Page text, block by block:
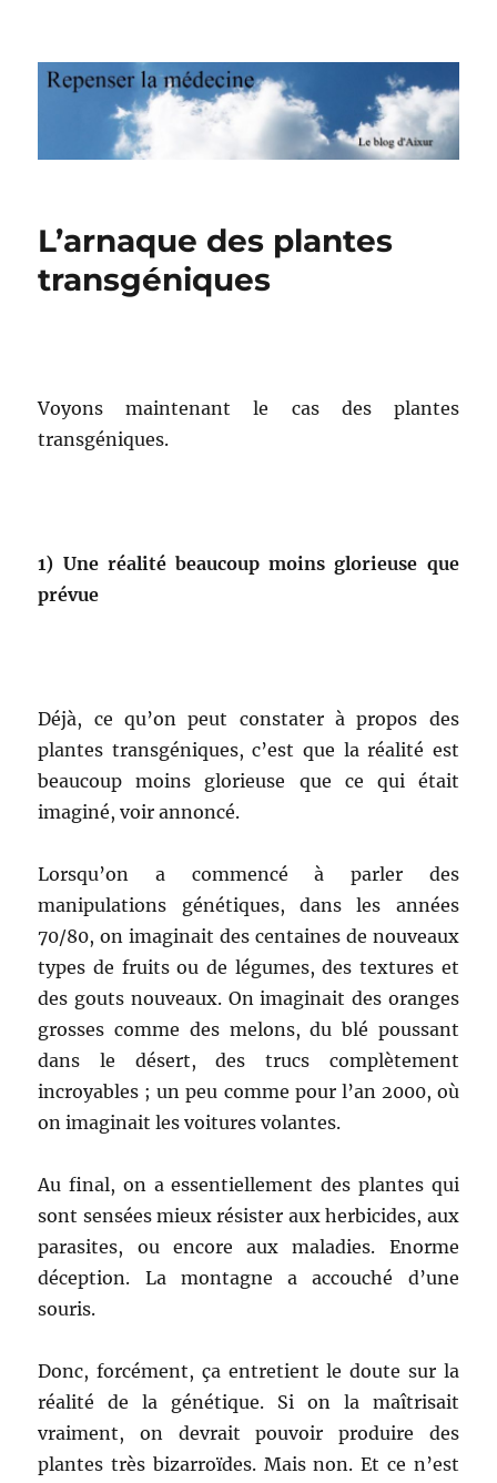
Repenser la médecine
L’arnaque des plantes
transgéniques
Voyons maintenant le cas des plantes
transgéniques.
1) Une réalité beaucoup moins glorieuse que
prévue
Déjà, ce qu’on peut constater à propos des
plantes transgéniques, c’est que la réalité est
beaucoup moins glorieuse que ce qui était
imaginé, voir annoncé.
Lorsqu’on a commencé à parler des
manipulations génétiques, dans les années
70/80, on imaginait des centaines de nouveaux
types de fruits ou de légumes, des textures et
des gouts nouveaux. On imaginait des oranges
grosses comme des melons, du blé poussant
dans le désert, des trucs complètement
incroyables ; un peu comme pour l’an 2000, où
on imaginait les voitures volantes.
Au final, on a essentiellement des plantes qui
sont sensées mieux résister aux herbicides, aux
parasites, ou encore aux maladies. Enorme
déception. La montagne a accouché d’une
souris.
Donc, forcément, ça entretient le doute sur la
réalité de la génétique. Si on la maîtrisait
vraiment, on devrait pouvoir produire des
plantes très bizarroïdes. Mais non. Et ce n’est